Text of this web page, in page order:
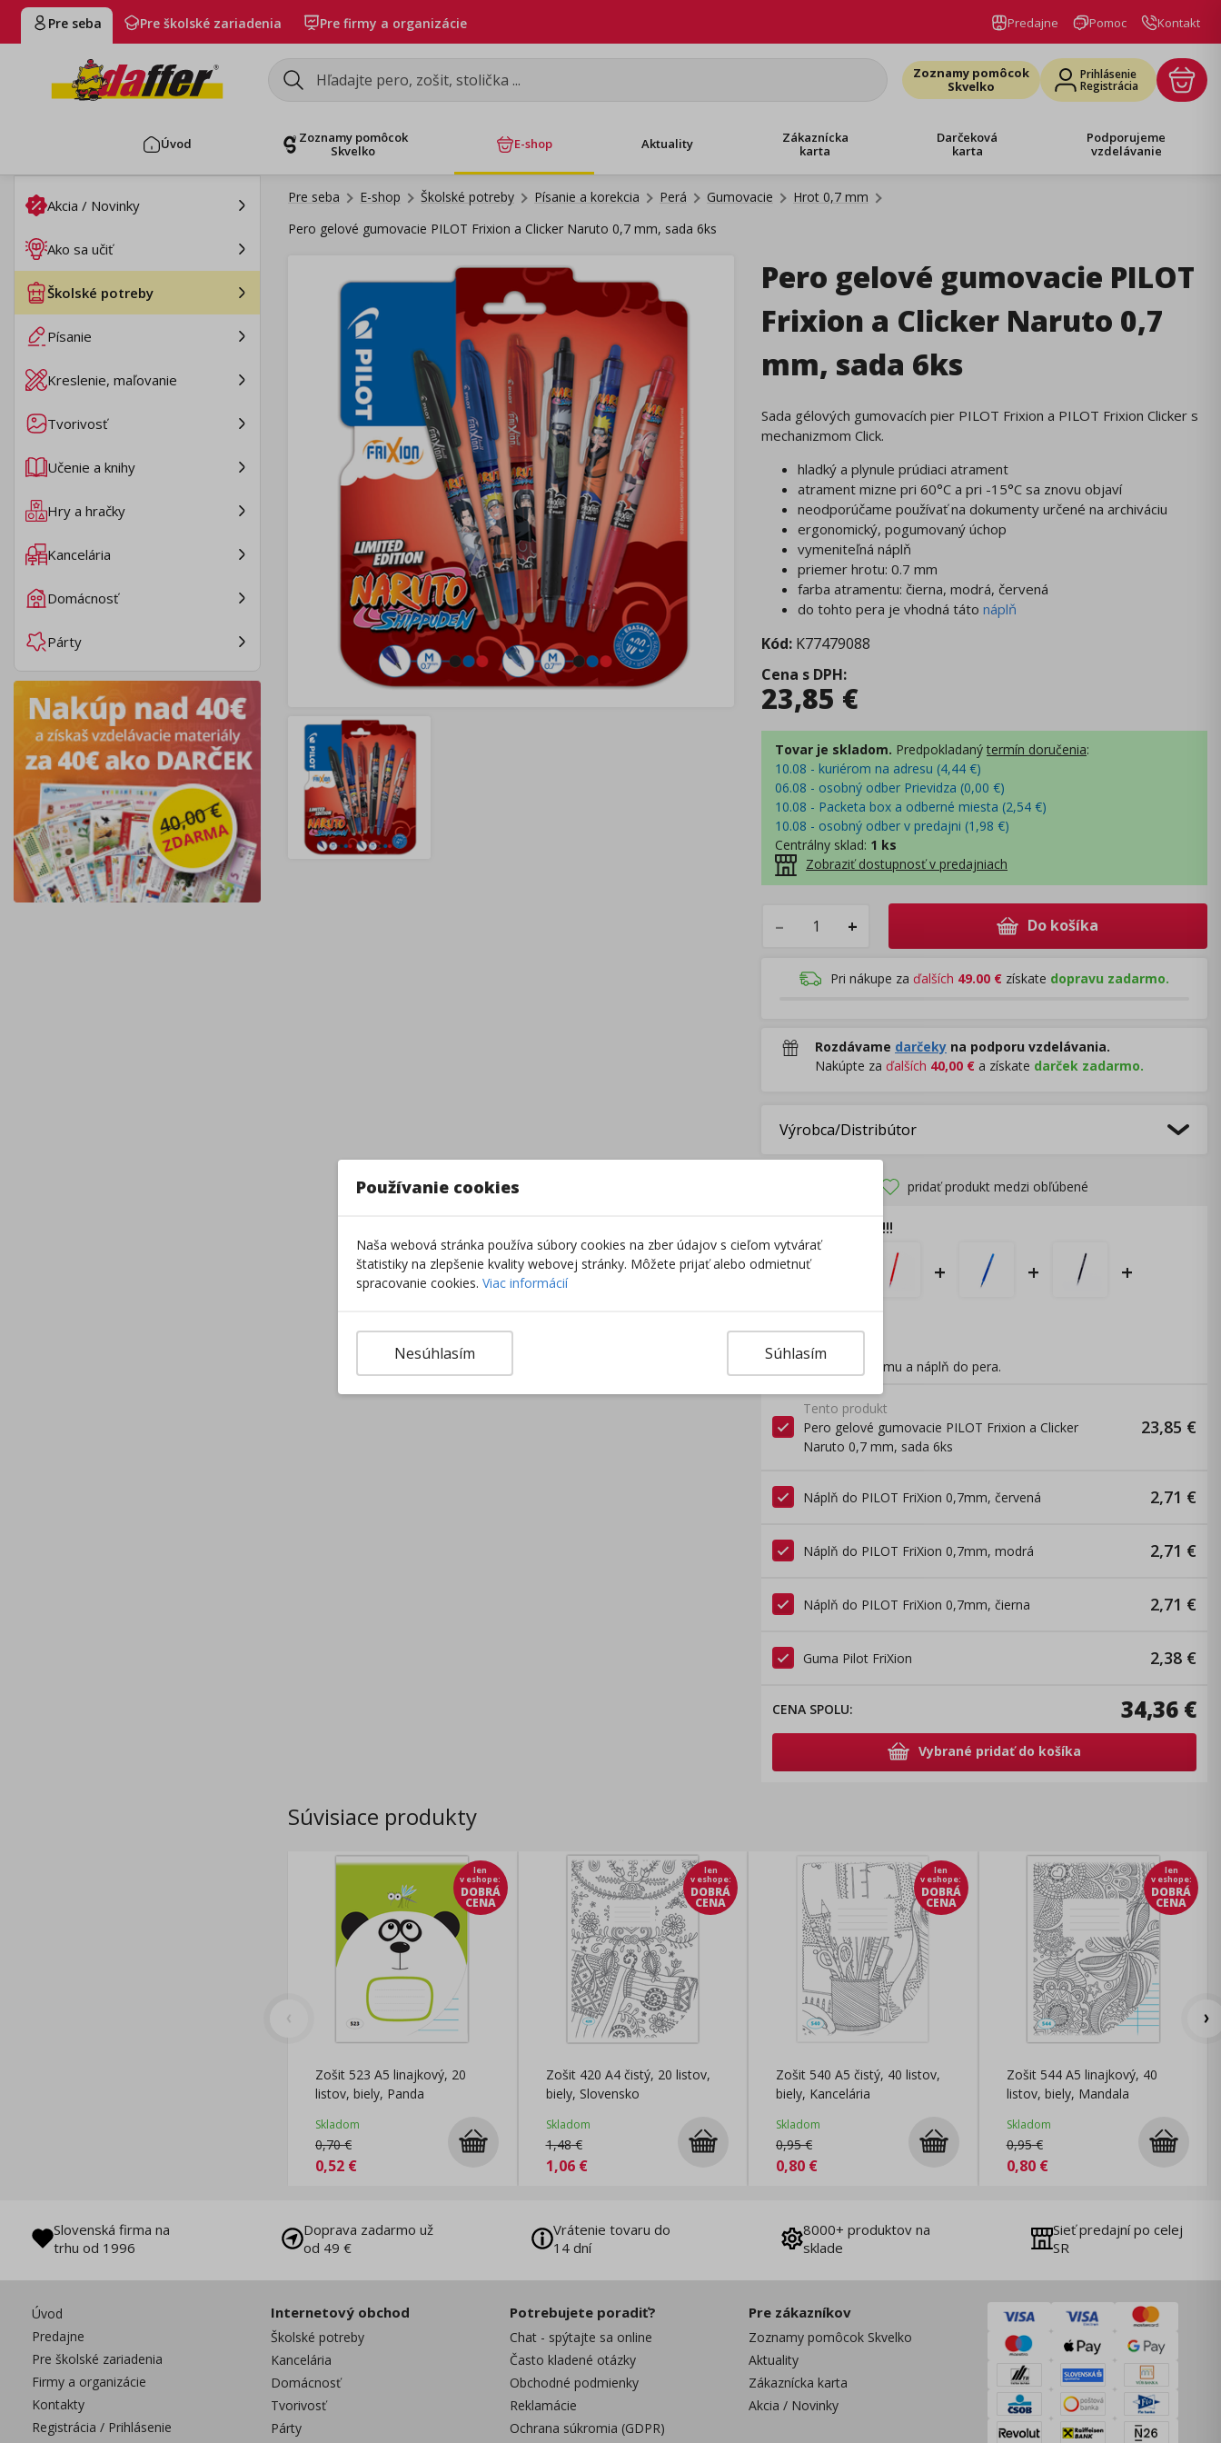
Pre seba Pre školské zariadenia Pre firmy a organizácie Predajne Pomoc Kontakt
Zoznamy pomôcok
Skvelko
Prihlásenie
Registrácia
Úvod
Zoznamy pomôcok
Skvelko
E-shop Aktuality
Zákaznícka
karta
Darčeková
karta
Podporujeme
vzdelávanie
Akcia / Novinky
Ako sa učiť
Školské potreby
Písanie
Kreslenie, maľovanie
Tvorivosť
Učenie a knihy
Hry a hračky
Kancelária
Domácnosť
Párty
Pre seba E-shop Školské potreby Písanie a korekcia Perá Gumovacie
Hrot 0,7 mm
Pero gelové gumovacie PILOT Frixion a Clicker Naruto 0,7 mm, sada 6ks
Pero gelové gumovacie PILOT
Frixion a Clicker Naruto 0,7
mm, sada 6ks
Sada gélových gumovacích pier PILOT Frixion a PILOT Frixion Clicker s
mechanizmom Click.
hladký a plynule prúdiaci atrament
atrament mizne pri 60°C a pri -15°C sa znovu objaví
neodporúčame používať na dokumenty určené na archiváciu
ergonomický, pogumovaný úchop
vymeniteľná náplň
priemer hrotu: 0.7 mm
farba atramentu: čierna, modrá, červená
do tohto pera je vhodná táto náplň
Kód: K77479088
Cena s DPH:
23,85 €
Tovar je skladom. Predpokladaný termín doručenia:
10.08 - kuriérom na adresu (4,44 €)
06.08 - osobný odber Prievidza (0,00 €)
10.08 - Packeta box a odberné miesta (2,54 €)
10.08 - osobný odber v predajni (1,98 €)
Centrálny sklad: 1 ks
Zobraziť dostupnosť v predajniach
– + Do košíka
Pri nákupe za ďalších 49.00 € získate dopravu zadarmo.
Rozdávame darčeky na podporu vzdelávania.
Nakúpte za ďalších 40,00 € a získate darček zadarmo.
Výrobca/Distribútor
pridať produkt medzi obľúbené
!!!
+ + +
Nezabudnite na gumu a náplň do pera.
Tento produkt
Pero gelové gumovacie PILOT Frixion a Clicker
Naruto 0,7 mm, sada 6ks
23,85 €
Náplň do PILOT FriXion 0,7mm, červená 2,71 €
Náplň do PILOT FriXion 0,7mm, modrá 2,71 €
Náplň do PILOT FriXion 0,7mm, čierna 2,71 €
Guma Pilot FriXion 2,38 €
CENA SPOLU: 34,36 €
Vybrané pridať do košíka
Súvisiace produkty
len
v eshope:
DOBRÁ
CENA
Zošit 523 A5 linajkový, 20
listov, biely, Panda
Skladom
0,70€
0,52 €
len
v eshope:
DOBRÁ
CENA
Zošit 420 A4 čistý, 20 listov,
biely, Slovensko
Skladom
1,48€
1,06€
len
v eshope:
DOBRÁ
CENA
Zošit 540 A5 čistý, 40 listov,
biely, Kancelária
Skladom
0,95€
0,80 €
len
v eshope:
DOBRÁ
CENA
Zošit 544 A5 linajkový, 40
listov, biely, Mandala
Skladom
0,95€
0,80€
Slovenská firma na
trhu od 1996
Doprava zadarmo už
od 49 €
Vrátenie tovaru do
14 dní
8000+ produktov na
sklade
Sieť predajní po celej
SR
Úvod
Predajne
Pre školské zariadenia
Firmy a organizácie
Kontakty
Registrácia / Prihlásenie
Internetový obchod
Školské potreby
Kancelária
Domácnosť
Tvorivosť
Párty
Potrebujete poradiť?
Chat - spýtajte sa online
Často kladené otázky
Obchodné podmienky
Reklamácie
Ochrana súkromia (GDPR)
Pre zákazníkov
Zoznamy pomôcok Skvelko
Aktuality
Zákaznícka karta
Akcia / Novinky
Používanie cookies
Naša webová stránka používa súbory cookies na zber údajov s cieľom vytvárať
štatistiky na zlepšenie kvality webovej stránky. Môžete prijať alebo odmietnuť
spracovanie cookies. Viac informácií
Súhlasím
Nesúhlasím